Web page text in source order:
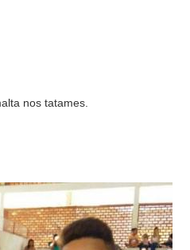
nos tatames.